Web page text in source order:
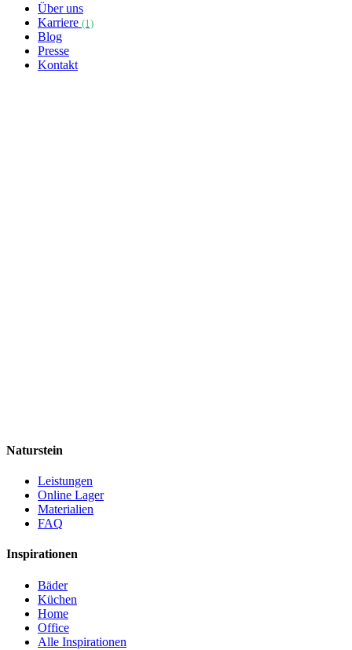
Über uns
Karriere (1)
Blog
Presse
Kontakt
Naturstein
Leistungen
Online Lager
Materialien
FAQ
Inspirationen
Bäder
Küchen
Home
Office
Alle Inspirationen